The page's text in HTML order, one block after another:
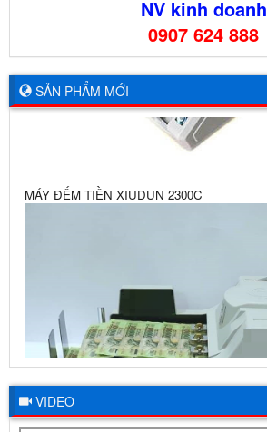
NV kinh doanh
0907 624 888
SẢN PHẨM MỚI
MÁY ĐẾM TIỀN XIUDUN 2300C
VIDEO